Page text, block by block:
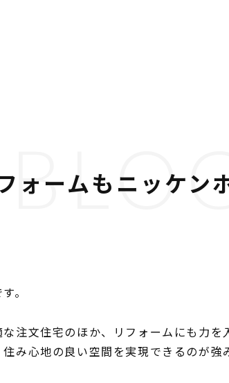
ォームもニッケン
。
注文住宅のほか、リフォームにも力
み心地の良い空間を実現できるのが